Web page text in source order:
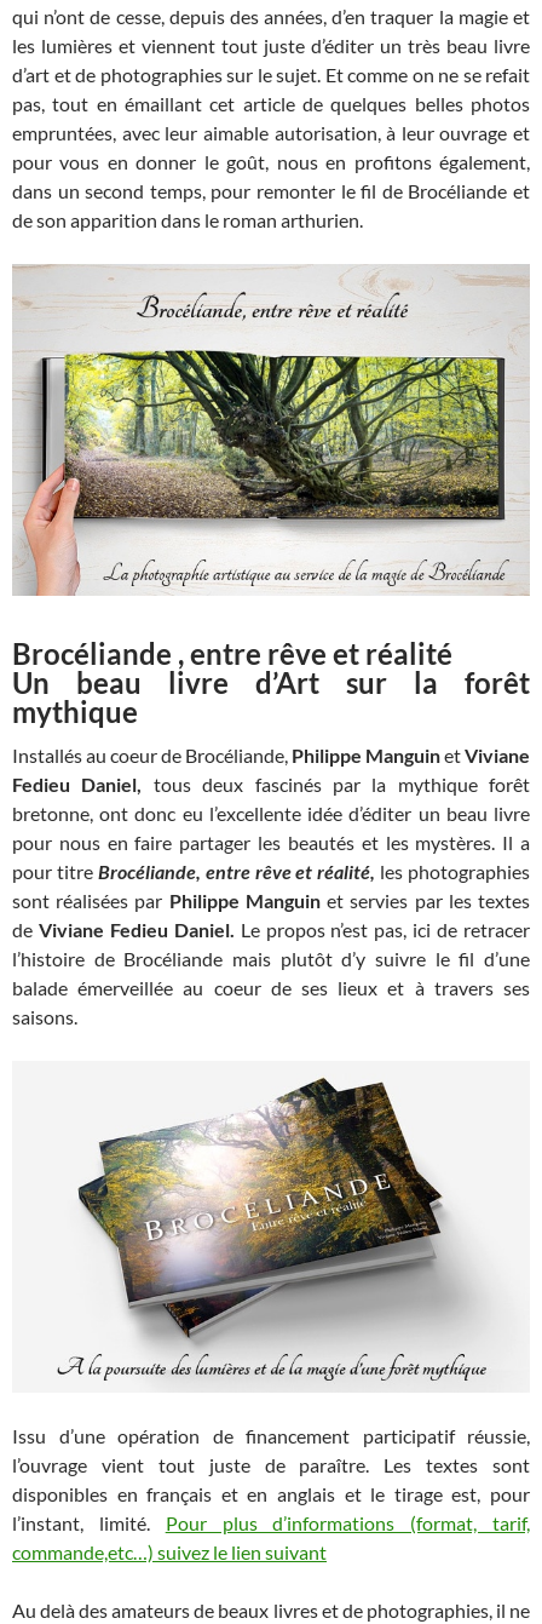
qui n’ont de cesse, depuis des années, d’en traquer la magie et
les lumières et viennent tout juste d’éditer un très beau livre
d’art et de photographies sur le sujet. Et comme on ne se refait
pas, tout en émaillant cet article de quelques belles photos
empruntées, avec leur aimable autorisation, à leur ouvrage et
pour vous en donner le goût, nous en profitons également,
dans un second temps, pour remonter le fil de Brocéliande et
de son apparition dans le roman arthurien.
Brocéliande , entre rêve et réalité
Un beau livre d’Art sur la forêt
mythique
Installés au coeur de Brocéliande, Philippe ManguinetViviane
Fedieu Daniel, tous deux fascinés par la mythique forêt
bretonne, ont donc eu l’excellente idée d’éditer un beau livre
pour nous en faire partager les beautés et les mystères. Il a
pour titre Brocéliande, entre rêve et réalité, les photographies
sont réalisées par Philippe Manguinet servies par les textes
de Viviane Fedieu Daniel. Le propos n’est pas, ici de retracer
l’histoire de Brocéliande mais plutôt d’y suivre le fil d’une
balade émerveillée au coeur de ses lieux et à travers ses
saisons.
Issu d’une opération de financement participatif réussie,
l’ouvrage vient tout juste de paraître. Les textes sont
disponibles en français et en anglais et le tirage est, pour
l’instant, limité. Pour plus d’informations (format, tarif,
commande,etc…) suivez le lien suivant
Au delà des amateurs de beaux livres et de photographies, il ne